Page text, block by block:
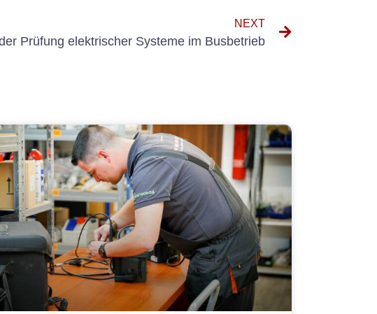
NEXT
Prüfung elektrischer Systeme im Busbetrieb